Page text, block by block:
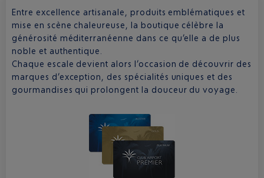
Entre excellence artisanale, produits emblématiques et
mise en scène chaleureuse, la boutique célèbre la
générosité méditerranéenne dans ce qu’elle a de plus
noble et authentique.
Chaque escale devient alors l’occasion de découvrir des
marques d’exception, des spécialités uniques et des
gourmandises qui prolongent la douceur du voyage.